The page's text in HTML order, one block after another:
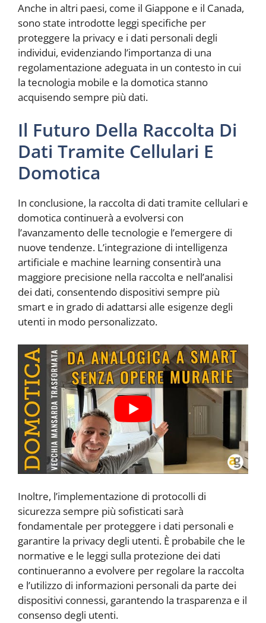
Anche in altri paesi, come il Giappone e il Canada,
sono state introdotte leggi specifiche per
proteggere la privacy e i dati personali degli
individui, evidenziando l’importanza di una
regolamentazione adeguata in un contesto in cui
la tecnologia mobile e la domotica stanno
acquisendo sempre più dati.
Il Futuro Della Raccolta Di
Dati Tramite Cellulari E
Domotica
In conclusione, la raccolta di dati tramite cellulari e
domotica continuerà a evolversi con
l’avanzamento delle tecnologie e l’emergere di
nuove tendenze. L’integrazione di intelligenza
artificiale e machine learning consentirà una
maggiore precisione nella raccolta e nell’analisi
dei dati, consentendo dispositivi sempre più
smart e in grado di adattarsi alle esigenze degli
utenti in modo personalizzato.
Inoltre, l’implementazione di protocolli di
sicurezza sempre più sofisticati sarà
fondamentale per proteggere i dati personali e
garantire la privacy degli utenti. È probabile che le
normative e le leggi sulla protezione dei dati
continueranno a evolvere per regolare la raccolta
e l’utilizzo di informazioni personali da parte dei
dispositivi connessi, garantendo la trasparenza e il
consenso degli utenti.